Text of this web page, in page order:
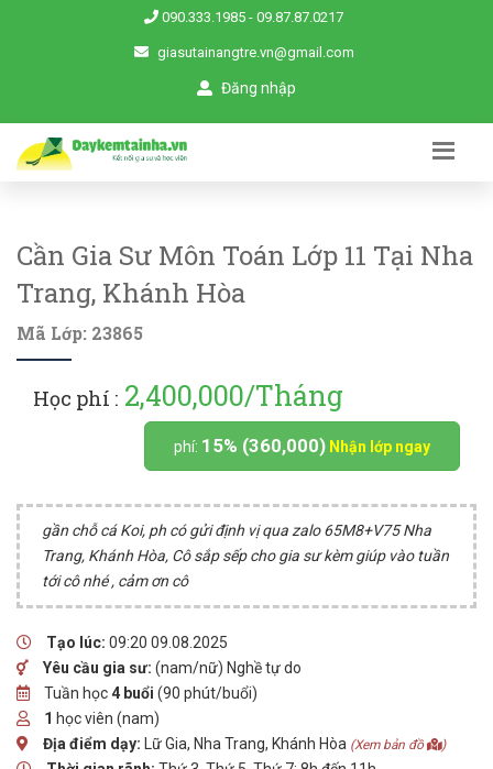
090.333.1985 - 09.87.87.0217
giasutainangtre.vn@gmail.com
Đăng nhập
Cần Gia Sư Môn Toán Lớp 11 Tại Nha
Trang, Khánh Hòa
Mã Lớp: 23865
Học phí : 2,400,000/Tháng
phí: 15% (360,000) Nhận lớp ngay
gần chỗ cá Koi, ph có gửi định vị qua zalo 65M8+V75 Nha
Trang, Khánh Hòa, Cô sắp sếp cho gia sư kèm giúp vào tuần
tới cô nhé , cảm ơn cô
Tạo lúc: 09:20 09.08.2025
Yêu cầu gia sư: (nam/nữ) Nghề tự do
Tuần học4 buổi (90 phút/buổi)
1 học viên (nam)
Địa điểm dạy: Lữ Gia, Nha Trang, Khánh Hòa (Xem bản đồ )